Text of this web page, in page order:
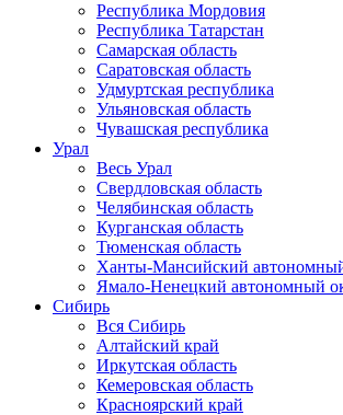
Республика Мордовия
Республика Татарстан
Самарская область
Саратовская область
Удмуртская республика
Ульяновская область
Чувашская республика
Урал
Весь Урал
Свердловская область
Челябинская область
Курганская область
Тюменская область
Ханты-Мансийский
Ямало-Ненецкий автономный
Сибирь
Вся Сибирь
Алтайский край
Иркутская область
Кемеровская область
Красноярский край